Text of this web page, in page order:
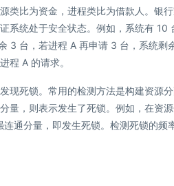
类比为资金，进程类比为借款人。银
系统处于安全状态。例如，系统有
3 台，若进程 A 再申请 3 台，系统剩
程 A 的请求。
现死锁。常用的检测方法是构建资源
量，则表示发生了死锁。例如，在资
通分量，即发生死锁。检测死锁的频